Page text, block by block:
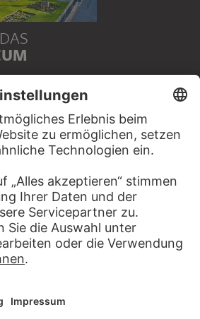
Fragen oder Informationen zu